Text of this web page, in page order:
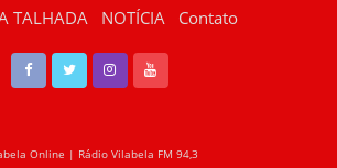
TALHADA NOTÍCIA Contato
Online | Rádio Vilabela FM 94,3